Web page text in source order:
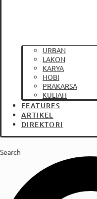
URBAN
LAKON
KARYA
HOBI
PRAKARSA
KULIAH
FEATURES
ARTIKEL
DIREKTORI
Search